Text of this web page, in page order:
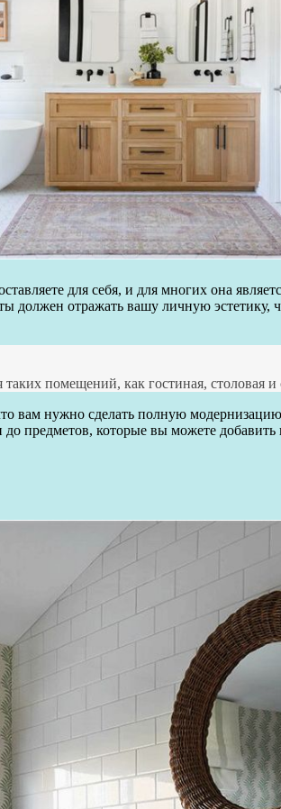
для себя, и для многих она
отражать вашу личную эстетику,
помещений, как гостиная, столовая
вам нужно сделать полную
предметов, которые вы можете